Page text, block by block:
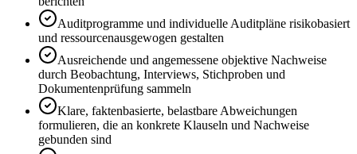
Auditprogramme und individuelle Auditpläne risikobasiert
und ressourcenausgewogen gestalten
Ausreichende und angemessene objektive Nachweise
durch Beobachtung, Interviews, Stichproben und
Dokumentenprüfung sammeln
Klare, faktenbasierte, belastbare Abweichungen
formulieren, die an konkrete Klauseln und Nachweise
gebunden sind